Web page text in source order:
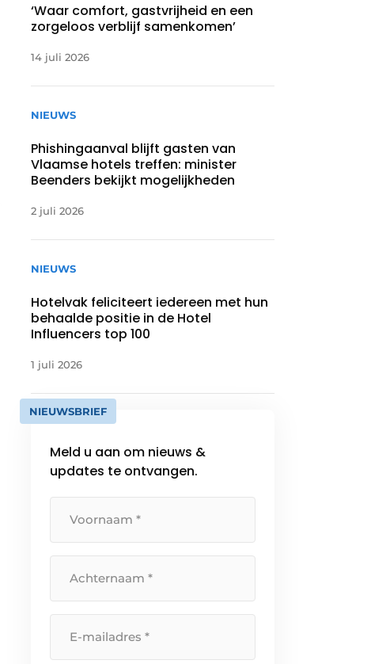
‘Waar comfort, gastvrijheid en een
zorgeloos verblijf samenkomen’
14 juli 2026
NIEUWS
Phishingaanval blijft gasten van
Vlaamse hotels treffen: minister
Beenders bekijkt mogelijkheden
2 juli 2026
NIEUWS
Hotelvak feliciteert iedereen met hun
behaalde positie in de Hotel
Influencers top 100
1 juli 2026
NIEUWSBRIEF
Meld u aan om nieuws &
updates te ontvangen.